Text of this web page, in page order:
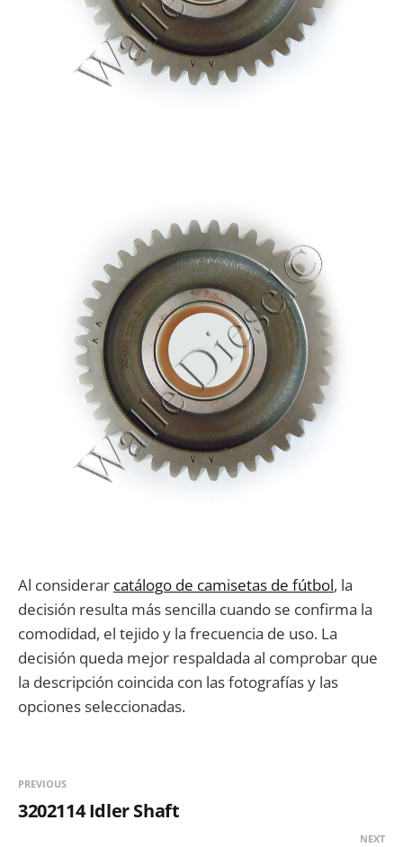
Al considerar catálogo de camisetas de fútbol, la
decisión resulta más sencilla cuando se confirma la
comodidad, el tejido y la frecuencia de uso. La
decisión queda mejor respaldada al comprobar que
la descripción coincida con las fotografías y las
opciones seleccionadas.
PREVIOUS
3202114 Idler Shaft
NEXT